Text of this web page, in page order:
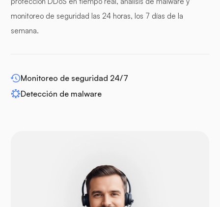
Opencart
monitoreo de seguridad las 24 horas, los 7 días de la
semana.
Monitoreo de seguridad 24/7
Detección de malware